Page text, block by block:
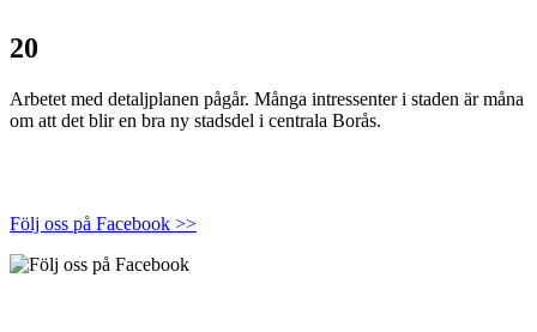
20
Arbetet med detaljplanen pågår. Många intressenter i staden är måna
om att det blir en bra ny stadsdel i centrala Borås.
Följ oss på Facebook >>